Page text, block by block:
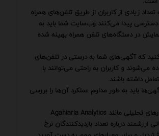
تعداد زیادی از کاربران از طریق تلفن‌های همراه
دسترسی پیدا می‌کنند وب‌سایت شما باید به
در دستگاه‌های تلفن همراه بهینه شده
که آگهی‌های شما به درستی در تلفن‌های
می‌شوند و کاربران به راحتی می‌توانند با
داشته باشند.
باید به طور مداوم عملکرد آن‌ها را بررسی
با استفاده از ابزارهای تحلیلی مانند Agahiaria Analytics
ارزشمند درباره تعداد بازدیدکنندگان نرخ